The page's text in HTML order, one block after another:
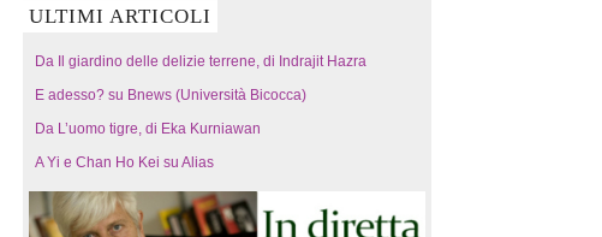
ULTIMI ARTICOLI
Da Il giardino delle delizie terrene, di Indrajit Hazra
E adesso? su Bnews (Università Bicocca)
Da L’uomo tigre, di Eka Kurniawan
A Yi e Chan Ho Kei su Alias